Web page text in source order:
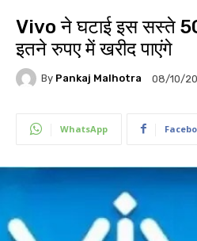
Vivo ने घटाई इस सस्ते
इतने रुपए में खरीद पाएंगे
By Pankaj Malhotra 08/10/
WhatsApp